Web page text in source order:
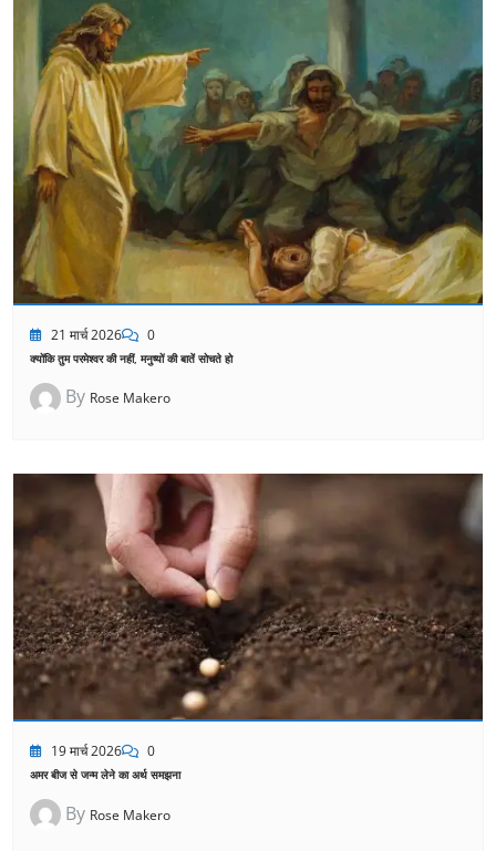
21 मार्च 2026 0
क्योंकि तुम परमेश्वर की नहीं, मनुष्यों की बातें सोचते हो
By Rose Makero
19 मार्च 2026 0
अमर बीज से जन्म लेने का अर्थ समझना
By Rose Makero